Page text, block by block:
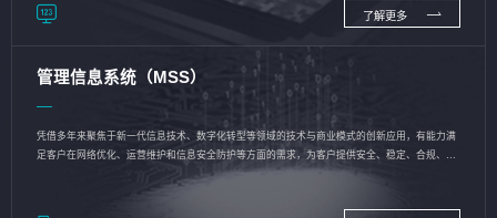
了解更多
管理信息系统（MSS）
凭借多年来聚焦于新一代信息技术、数字化转型等领域的技术与商业模式的创新应用，有能力满
足客户在网络优化、运营维护和信息安全防护等方面的需求，为客户提供安全、稳定、合规、持